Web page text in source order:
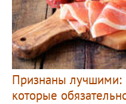
Признаны лучшими:
которые